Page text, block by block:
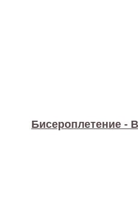
Бисероплетение -